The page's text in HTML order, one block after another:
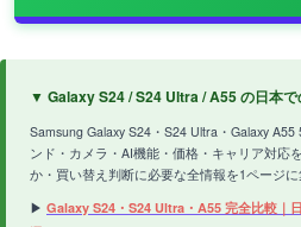
▼ Galaxy S24 / S24 Ultra / A55 の日本で
Samsung Galaxy S24・S24 Ultra・Galaxy
ンド・カメラ・AI機能・価格・キャリア対応
か・買い替え判断に必要な全情報を1ページに
▶ Galaxy S24・S24 Ultra・A55 完全比較｜